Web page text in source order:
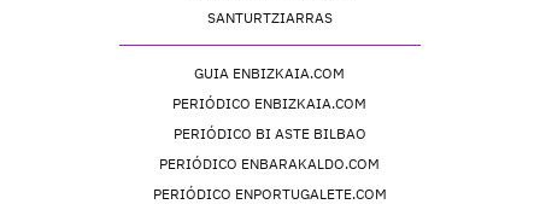
SANTURTZIARRAS
GUIA ENBIZKAIA.COM
PERIÓDICO ENBIZKAIA.COM
PERIÓDICO BI ASTE BILBAO
PERIÓDICO ENBARAKALDO.COM
PERIÓDICO ENPORTUGALETE.COM